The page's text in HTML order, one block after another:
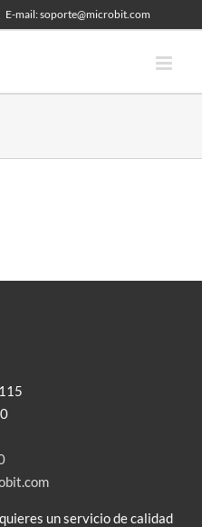
E-mail: soporte@microbit.com
un servicio de calidad